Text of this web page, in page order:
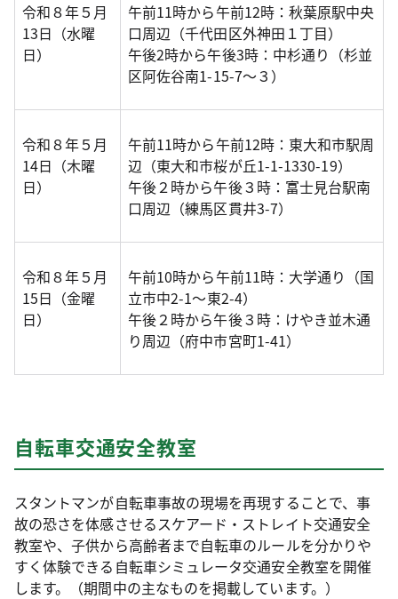
令和８年５月
13日（水曜
日）
午前11時から午前12時：秋葉原駅中央
口周辺（千代田区外神田１丁目）
午後2時から午後3時：中杉通り（杉並
区阿佐谷南1-15-7～３）
令和８年５月
14日（木曜
日）
午前11時から午前12時：東大和市駅周
辺（東大和市桜が丘1-1-1330-19）
午後２時から午後３時：富士見台駅南
口周辺（練馬区貫井3-7）
令和８年５月
15日（金曜
日）
午前10時から午前11時：大学通り（国
立市中2-1～東2-4）
午後２時から午後３時：けやき並木通
り周辺（府中市宮町1-41）
自転車交通安全教室
スタントマンが自転車事故の現場を再現することで、事
故の恐さを体感させるスケアード・ストレイト交通安全
教室や、子供から高齢者まで自転車のルールを分かりや
すく体験できる自転車シミュレータ交通安全教室を開催
します。（期間中の主なものを掲載しています。）